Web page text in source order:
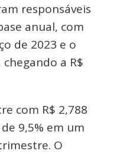
responsáveis
anual, com
de 2023 e o
a R$
com R$ 2,788
9,5% em um
O